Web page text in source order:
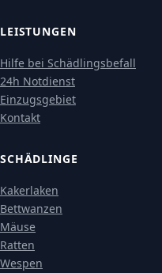
LEISTUNGEN
Hilfe bei Schädlingsbefall
24h Notdienst
Einzugsgebiet
Kontakt
SCHÄDLINGE
Kakerlaken
Bettwanzen
Mäuse
Ratten
Wespen